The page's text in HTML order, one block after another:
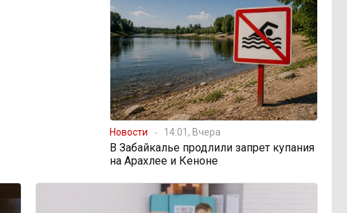
Новости 14:01, Вчера
В Забайкалье продлили запрет купания
на Арахлее и Кеноне